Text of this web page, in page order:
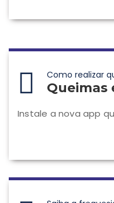
Como realizar
Queimas
Instale a nova app